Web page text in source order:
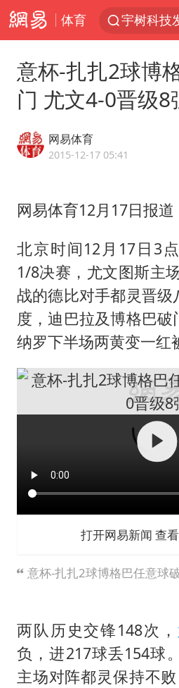
体育
宇树科技
中央气象
金饰克价
关之琳否
多地要求
对话重庆
奋进开新
意杯-扎扎2球博
门 尤文4-0晋级8
网易体育
2015-12-17 05:41
网易体育12月17日报道
北京时间12月17日3
1/8决赛，尤文图斯主
战的德比对手都灵晋
度，迪巴拉及博格巴破
纳罗下半场两黄变一红
打开网易新闻 查
意杯-扎扎2球博格巴任意球
两队历史交锋148次，
负，进217球丢154球
主场对阵都灵保持不败